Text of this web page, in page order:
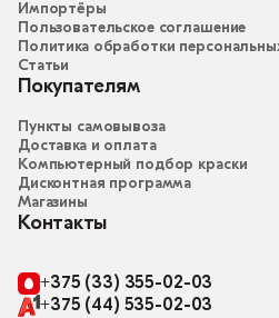
Импортёры
Пользовательское соглашение
Политика обработки
Статьи
Покупателям
Пункты самовывоза
Доставка и оплата
Компьютерный подбор краски
Дисконтная программа
Магазины
Контакты
+375 (33) 355-02-03
+375 (44) 535-02-03